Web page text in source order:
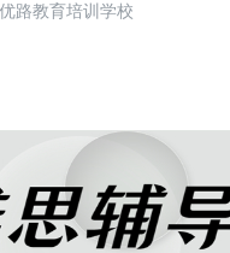
路教育培训学校